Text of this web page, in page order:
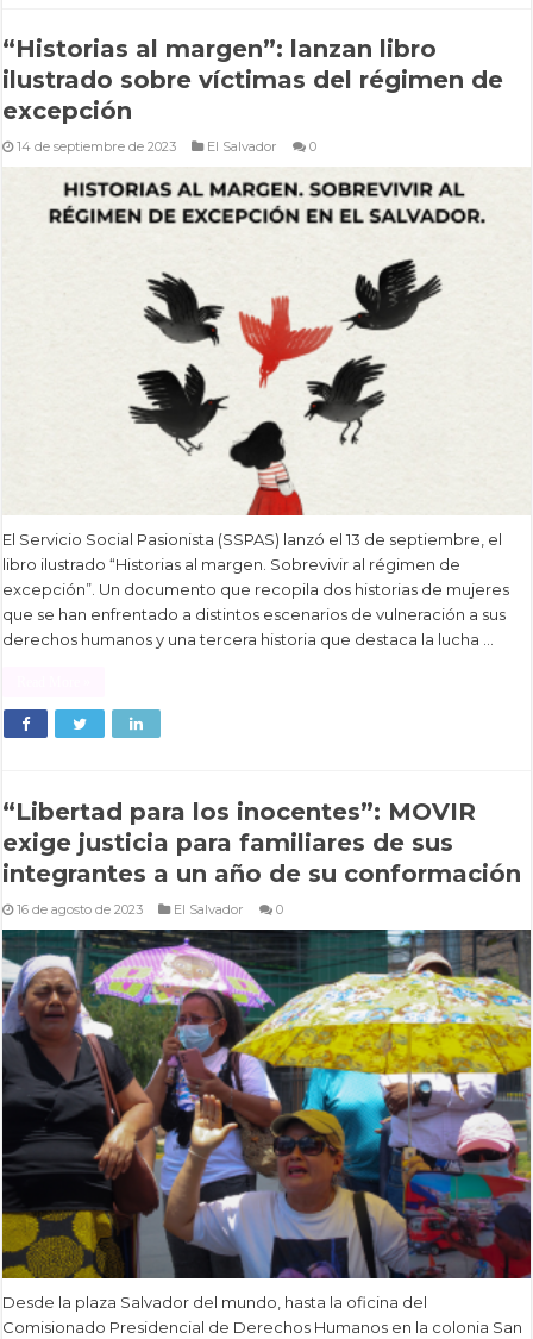
“Historias al margen”: lanzan libro
ilustrado sobre víctimas del régimen de
excepción
14 de septiembre de 2023 El Salvador 0
El Servicio Social Pasionista (SSPAS) lanzó el 13 de septiembre, el
libro ilustrado “Historias al margen. Sobrevivir al régimen de
excepción”. Un documento que recopila dos historias de mujeres
que se han enfrentado a distintos escenarios de vulneración a sus
derechos humanos y una tercera historia que destaca la lucha …
“Libertad para los inocentes”: MOVIR
exige justicia para familiares de sus
integrantes a un año de su conformación
16 de agosto de 2023 El Salvador 0
Desde la plaza Salvador del mundo, hasta la oficina del
Comisionado Presidencial de Derechos Humanos en la colonia San